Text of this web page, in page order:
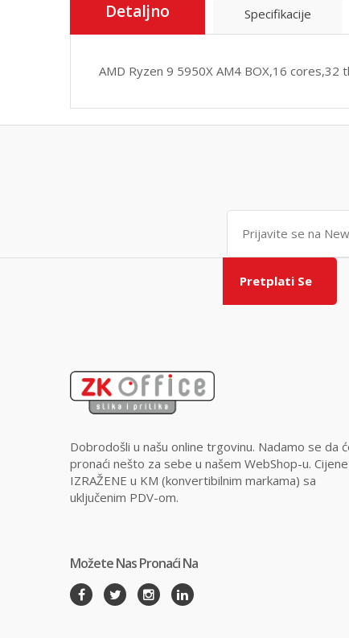
Detaljno Specifikacije
AMD Ryzen 9 5950X AM4 BOX,16 cores,32
Pretplati Se
Dobrodošli u našu online trgovinu. Nadamo se da
pronaći nešto za sebe u našem WebShop-u.
IZRAŽENE u KM (konvertibilnim markama) sa
uključenim PDV-om.
Možete Nas Pronaći Na